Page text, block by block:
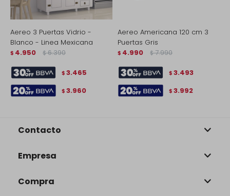
Aereo 3 Puertas Vidrio -
Blanco - Linea Mexicana
$ 4.950 $ 6.390
$ 3.465
$ 3.960
Aereo Americana 120 cm 3
Puertas Gris
$ 4.990 $ 7.990
$ 3.493
$ 3.992
Contacto
Empresa
Compra